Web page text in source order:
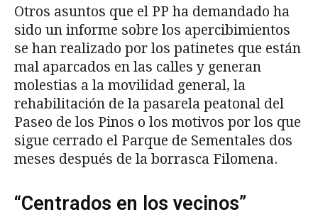
Otros asuntos que el PP ha demandado ha
sido un informe sobre los apercibimientos
se han realizado por los patinetes que están
mal aparcados en las calles y generan
molestias a la movilidad general, la
rehabilitación de la pasarela peatonal del
Paseo de los Pinos o los motivos por los que
sigue cerrado el Parque de Sementales dos
meses después de la borrasca Filomena.
“Centrados en los vecinos”